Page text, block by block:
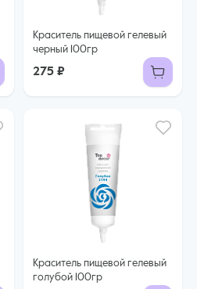
Краситель пищевой гелевый
черный 100гр
275 ₽
Краситель пищевой гелевый
голубой 100гр